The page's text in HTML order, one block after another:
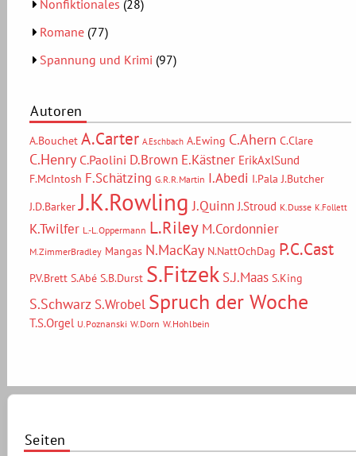
Nonfiktionales (28)
Romane (77)
Spannung und Krimi (97)
Autoren
A.Bouchet A.Carter A.Eschbach A.Ewing C.Ahern C.Clare
C.Henry C.Paolini D.Brown E.Kästner ErikAxlSund
F.McIntosh F.Schätzing G.R.R.Martin I.Abedi I.Pala J.Butcher
J.D.Barker J.K.Rowling J.Quinn J.Stroud K.Dusse K.Follett
K.Twilfer L.-L.Oppermann L.Riley M.Cordonnier
M.ZimmerBradley Mangas N.MacKay N.NattOchDag P.C.Cast
P.V.Brett S.Abé S.B.Durst S.Fitzek S.J.Maas S.King
S.Schwarz S.Wrobel Spruch der Woche
T.S.Orgel U.Poznanski W.Dorn W.Hohlbein
Seiten